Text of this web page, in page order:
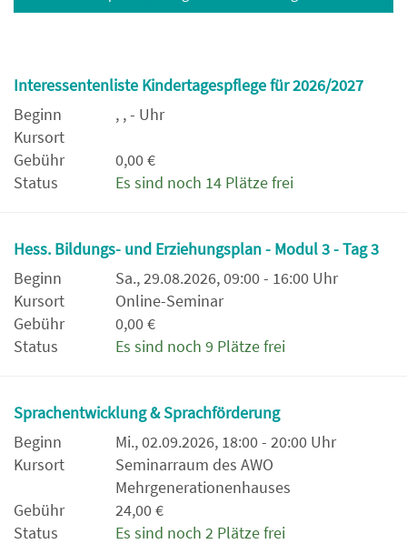
Interessentenliste Kindertagespflege für 2026/2027
Beginn
, , - Uhr
Kursort
Gebühr
0,00 €
Status
Es sind noch 14 Plätze frei
Hess. Bildungs- und Erziehungsplan - Modul 3 - Tag 3
Beginn
Sa., 29.08.2026, 09:00 - 16:00 Uhr
Kursort
Online-Seminar
Gebühr
0,00 €
Status
Es sind noch 9 Plätze frei
Sprachentwicklung & Sprachförderung
Beginn
Mi., 02.09.2026, 18:00 - 20:00 Uhr
Kursort
Seminarraum des AWO
Mehrgenerationenhauses
Gebühr
24,00 €
Status
Es sind noch 2 Plätze frei